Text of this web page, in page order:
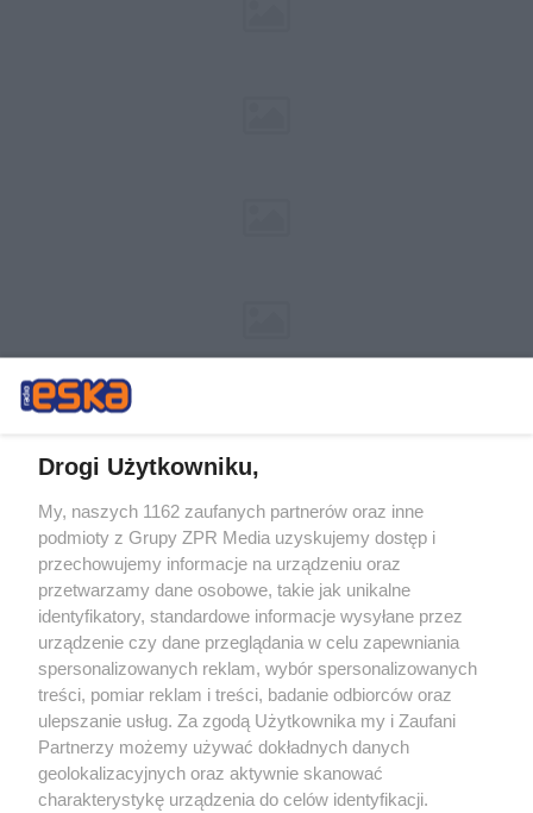
Żaden utwór zamieszczony w serwisie nie może być powielany i
rozpowszechniany lub dalej rozpowszechniany w jakikolwiek sposób (w
tym także elektroniczny lub mechaniczny) na jakimkolwiek polu
eksploatacji w jakiejkolwiek formie, włącznie z umieszczaniem w
Internecie bez pisemnej zgody właściciela praw. Jakiekolwiek użycie lub
wykorzystanie utworów w całości lub w części z naruszeniem prawa,
tzn. bez właściwej zgody, jest zabronione pod groźbą kary i może być
ścigane prawnie.
Drogi Użytkowniku,
My, naszych 1162 zaufanych partnerów oraz inne
podmioty z Grupy ZPR Media uzyskujemy dostęp i
przechowujemy informacje na urządzeniu oraz
przetwarzamy dane osobowe, takie jak unikalne
identyfikatory, standardowe informacje wysyłane przez
urządzenie czy dane przeglądania w celu zapewniania
spersonalizowanych reklam, wybór spersonalizowanych
treści, pomiar reklam i treści, badanie odbiorców oraz
ulepszanie usług. Za zgodą Użytkownika my i Zaufani
Partnerzy możemy używać dokładnych danych
geolokalizacyjnych oraz aktywnie skanować
charakterystykę urządzenia do celów identyfikacji.